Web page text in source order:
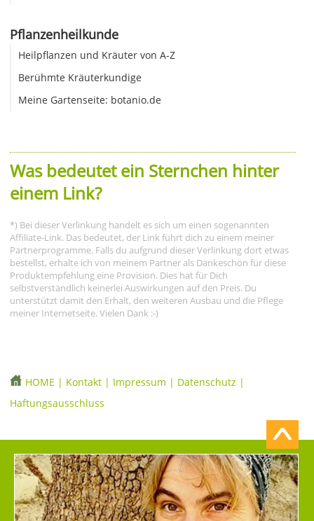
Pflanzenheilkunde
Heilpflanzen und Kräuter von A-Z
Berühmte Kräuterkundige
Meine Gartenseite: botanio.de
Was bedeutet ein Sternchen hinter
einem Link?
*) Bei dieser Verlinkung handelt es sich um einen sogenannten
Affiliate-Link. Das bedeutet, der Link führt dich zu einem meiner
Partnerprogramme. Falls du aufgrund dieser Verlinkung dort etwas
bestellst, erhalte ich von meinem Partner als Dankeschön für diese
Produktempfehlung eine Provision. Dies hat für Dich
selbstverständlich keinerlei Auswirkungen auf den Preis. Du
unterstützt damit den Erhalt, den weiteren Ausbau und die Pflege
meiner Internetseite. Vielen Dank :-)
HOME | Kontakt | Impressum | Datenschutz |
Haftungsausschluss